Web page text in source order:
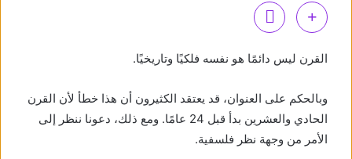
القرن ليس دائمًا هو نفسه فلكيًا وتاريخيًا.
وبالحكم على العنوان، قد يعتقد الكثيرون أن هذا خطأ لأن القرن
الحادي والعشرين بدأ قبل 24 عامًا. ومع ذلك، دعونا ننظر إلى
الأمر من وجهة نظر فلسفية.